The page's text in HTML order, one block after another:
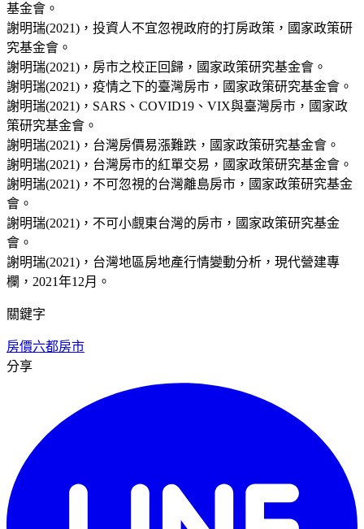
基金會。
謝明瑞(2021)，投資人不宜忽視政府的打房政策，國家政策研
究基金會。
謝明瑞(2021)，房市之校正回歸，國家政策研究基金會。
謝明瑞(2021)，疫情之下的臺灣房市，國家政策研究基金會。
謝明瑞(2021)，SARS、COVID19、VIX與臺灣房市，國家政
策研究基金會。
謝明瑞(2021)，台灣房價易漲難跌，國家政策研究基金會。
謝明瑞(2021)，台灣房市的紅單交易，國家政策研究基金會。
謝明瑞(2021)，不可忽視的台灣離島房市，國家政策研究基金
會。
謝明瑞(2021)，不可小覻東台灣的房市，國家政策研究基金
會。
謝明瑞(2021)，台灣地區房地產行情變動分析，現代營建專
欄，2021年12月。
關鍵字
房價六都房市
分享